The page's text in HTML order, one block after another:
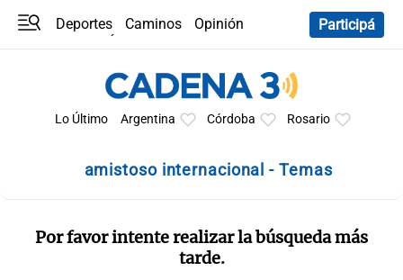
Deportes Caminos
Opinión
Participá
Lo Último Argentina Córdoba Rosario
amistoso internacional - Temas
Por favor intente realizar la búsqueda más
tarde.